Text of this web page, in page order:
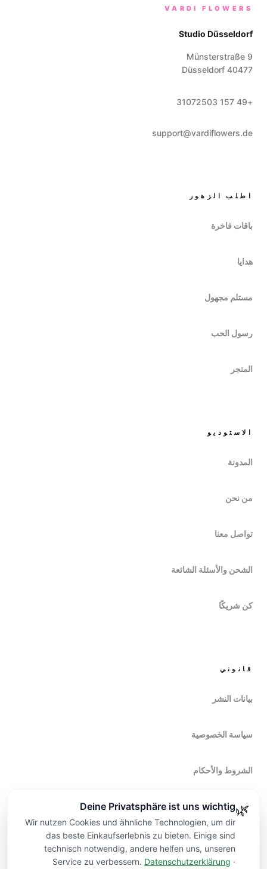
VARDI FLOWERS
Studio Düsseldorf
Münsterstraße 9
40477
Düsseldorf
+49 157 31072503
support@vardiflowers.de
اطلب الزهور
باقات فاخرة
هدايا
مستلم مجهول
رسول الحب
المتجر
الاستوديو
المدونة
من نحن
تواصل معنا
الشحن والأسئلة الشائعة
كن شريكًا
قانوني
بيانات النشر
سياسة الخصوصية
الشروط والأحكام
حق الانسحاب
🌿
Deine Privatsphäre ist uns wichtig
Wir nutzen Cookies und ähnliche Technologien, um dir
das beste Einkaufserlebnis zu bieten. Einige sind
technisch notwendig, andere helfen uns, unseren
Service zu verbessern. Datenschutzerklärung ·